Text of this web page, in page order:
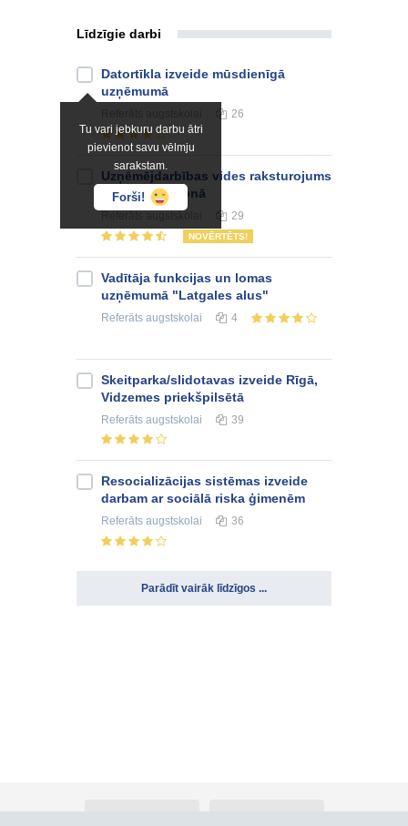
Līdzīgie darbi
Tu vari jebkuru darbu ātri
pievienot savu vēlmju
sarakstam.
Forši!
Datortīkla izveide mūsdienīgā
uzņēmumā
26
Uzņēmējdarbības vides raksturojums
Latgales reģionā
29
NOVĒRTĒTS!
Vadītāja funkcijas un lomas
uzņēmumā "Latgales alus"
Referāts augstskolai 4
Skeitparka/slidotavas izveide Rīgā,
Vidzemes priekšpilsētā
Referāts augstskolai 39
Resocializācijas sistēmas izveide
darbam ar sociālā riska ģimenēm
Referāts augstskolai 36
Parādīt vairāk līdzīgos ...